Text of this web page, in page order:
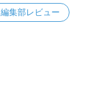
編集部レビュー